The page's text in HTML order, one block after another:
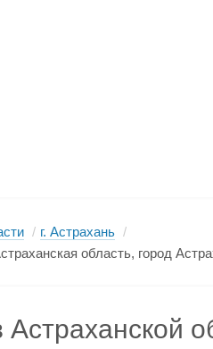
/ г. Астрахань /
область, город